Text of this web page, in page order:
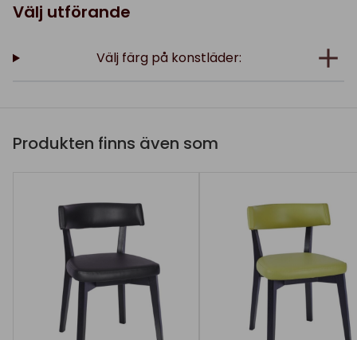
Välj utförande
Välj färg på konstläder:
Produkten finns även som